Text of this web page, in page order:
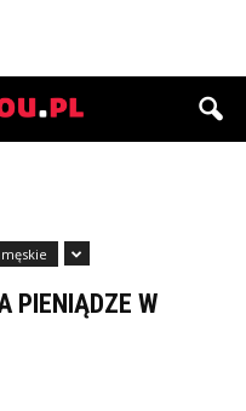
męskie
PIENIĄDZE W